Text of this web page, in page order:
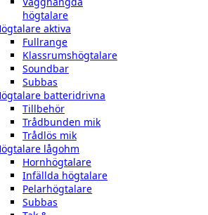
högtalare
aktiva
Fullrange
Klassrumshögtalare
Soundbar
Subbas
batteridrivna
Tillbehör
Trådbunden mik
Trådlös mik
lågohm
Hornhögtalare
Infällda högtalare
Pelarhögtalare
Subbas